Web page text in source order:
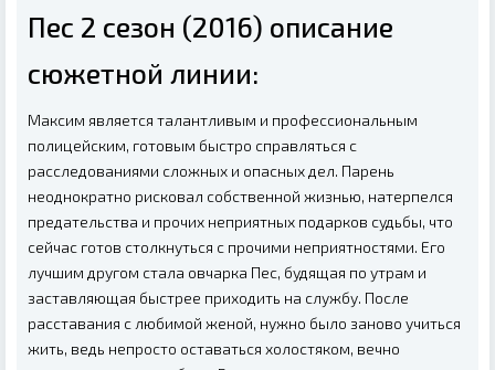
Пес 2 сезон (2016) описание
сюжетной линии:
Максим является талантливым и профессиональным
полицейским, готовым быстро справляться с
расследованиями сложных и опасных дел. Парень
неоднократно рисковал собственной жизнью, натерпелся
предательства и прочих неприятных подарков судьбы, что
сейчас готов столкнуться с прочими неприятностями. Его
лучшим другом стала овчарка Пес, будящая по утрам и
заставляющая быстрее приходить на службу. После
расставания с любимой женой, нужно было заново учиться
жить, ведь непросто оставаться холостяком, вечно